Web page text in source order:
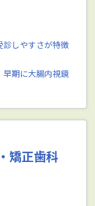
診しやすさが特徴
早期に大腸内視鏡
矯正歯科